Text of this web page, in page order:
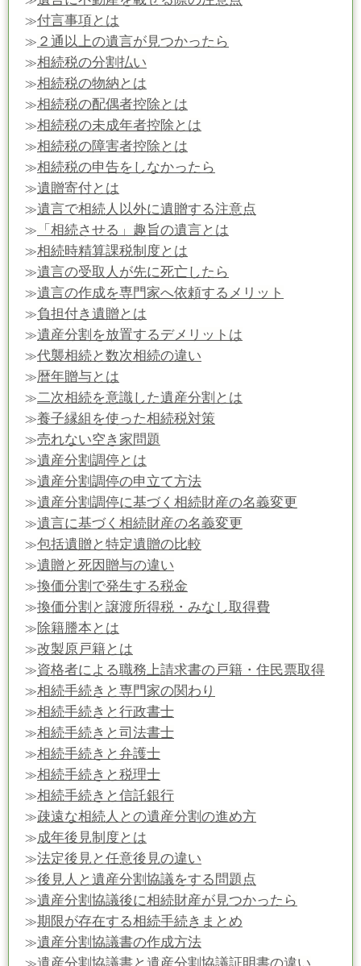
≫付言事項とは
≫ ２通以上の遺言が見つかったら
≫相続税の分割払い
≫相続税の物納とは
≫相続税の配偶者控除とは
≫相続税の未成年者控除とは
≫相続税の障害者控除とは
≫相続税の申告をしなかったら
≫遺贈寄付とは
≫遺言で相続人以外に遺贈する注意点
≫ 「相続させる」趣旨の遺言とは
≫相続時精算課税制度とは
≫遺言の受取人が先に死亡したら
≫遺言の作成を専門家へ依頼するメリット
≫負担付き遺贈とは
≫遺産分割を放置するデメリットは
≫代襲相続と数次相続の違い
≫暦年贈与とは
≫二次相続を意識した遺産分割とは
≫養子縁組を使った相続税対策
≫売れない空き家問題
≫遺産分割調停とは
≫遺産分割調停の申立て方法
≫遺産分割調停に基づく相続財産の名義変更
≫遺言に基づく相続財産の名義変更
≫包括遺贈と特定遺贈の比較
≫遺贈と死因贈与の違い
≫換価分割で発生する税金
≫換価分割と譲渡所得税・みなし取得費
≫除籍謄本とは
≫改製原戸籍とは
≫資格者による職務上請求書の戸籍・住民票取得
≫相続手続きと専門家の関わり
≫相続手続きと行政書士
≫相続手続きと司法書士
≫相続手続きと弁護士
≫相続手続きと税理士
≫相続手続きと信託銀行
≫疎遠な相続人との遺産分割の進め方
≫成年後見制度とは
≫法定後見と任意後見の違い
≫後見人と遺産分割協議をする問題点
≫遺産分割協議後に相続財産が見つかったら
≫期限が存在する相続手続きまとめ
≫遺産分割協議書の作成方法